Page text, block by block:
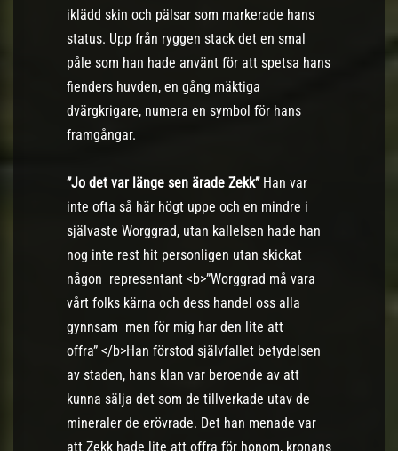
iklädd skin och pälsar som markerade hans
status. Upp från ryggen stack det en smal
påle som han hade använt för att spetsa hans
fienders huvden, en gång mäktiga
dvärgkrigare, numera en symbol för hans
framgångar.
”Jo det var länge sen ärade Zekk” Han var
inte ofta så här högt uppe och en mindre i
självaste Worggrad, utan kallelsen hade han
nog inte rest hit personligen utan skickat
någon representant <b>”Worggrad må vara
vårt folks kärna och dess handel oss alla
gynnsam men för mig har den lite att
offra” </b>Han förstod självfallet betydelsen
av staden, hans klan var beroende av att
kunna sälja det som de tillverkade utav de
mineraler de erövrade. Det han menade var
att Zekk hade lite att offra för honom, kronans